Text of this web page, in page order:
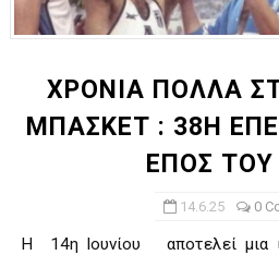
ΧΡΟΝΙΑ ΠΟΛΛΑ ΣΤΟ ΕΛΛΗΝΙΚΟ
Ο δρόμος για τον 29ο τελικό
U21: Τεράστια πρόκριση για
Γ΄ανδρών play offs : "Σκληρό"
ΧΡΟΝΙΑ ΠΟΛΛΑ
ΜΠΑΣΚΕΤ : 38Η
ΕΠΟΣ ΤΟΥ
14.6.25 0
Η 14η Ιουνίου αποτελεί μια